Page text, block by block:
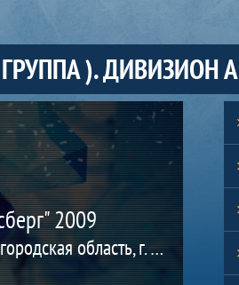
). ДИВИЗИОН А
2009
(Белгородская область, г. Шебекино)